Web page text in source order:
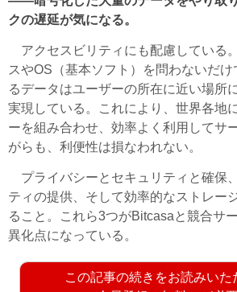
クの遅延が気になる。
アクセスビリティにも配慮している
スやOS（基本ソフト）を問わないだ
るデータはユーザーの所在に近い場所
実現している。これにより、世界各地
ーを組み合わせ、効率よく利用してサ
がらも、利便性は損なわれない。
プライバシーとセキュリティと確保
ティの提供、そして効率的なストレー
ること。これら3つがBitcasaと競合サ
異化点になっている。
この記事の続きをお読みいた